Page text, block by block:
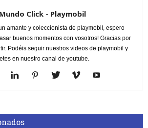
Click - Playmobil
amante y coleccionista de playmobil, espero
buenos momentos con vosotros! Gracias por
Podéis seguir nuestros videos de playmobil y
en nuestro canal de youtube.